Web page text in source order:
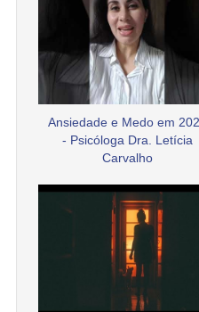
Ansiedade e Medo em
- Psicóloga Dra. Letícia
Carvalho